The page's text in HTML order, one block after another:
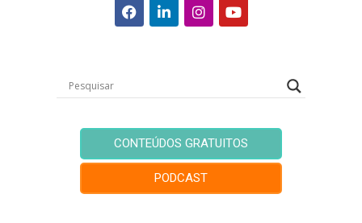
CONTEÚDOS GRATUITOS
PODCAST